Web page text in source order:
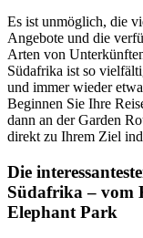
Es ist unmöglich, die
Angebote und die
Arten von
Südafrika ist so
und immer wieder
Beginnen Sie Ihre
dann an der Garden
direkt zu Ihrem Ziel
Die
Südafrika – vom
Elephant Park